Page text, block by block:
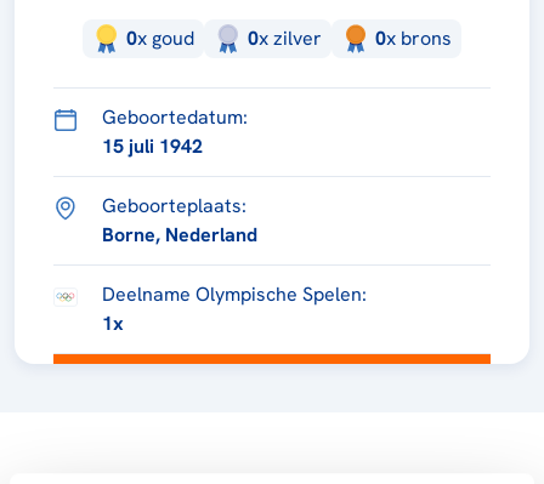
0x goud 0xzilver 0x brons
Geboortedatum:
15 juli 1942
Geboorteplaats:
Borne, Nederland
Deelname Olympische Spelen:
1x